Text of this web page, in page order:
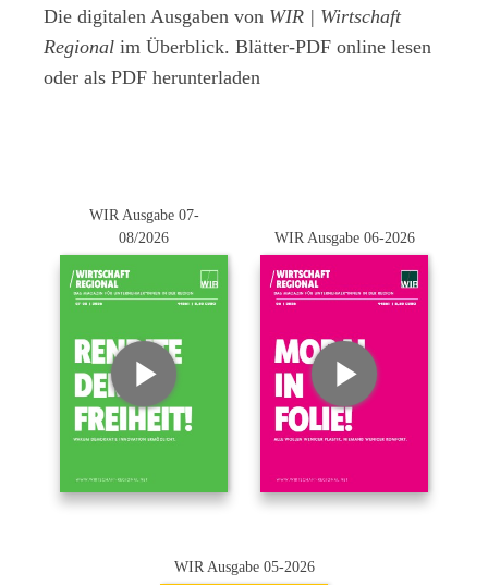
Die digitalen Ausgaben von WIR | Wirtschaft
Regional im Überblick. Blätter-PDF online lesen
oder als PDF herunterladen
WIR Ausgabe 07-
08/2026
WIR Ausgabe 06-2026
WIR Ausgabe 05-2026